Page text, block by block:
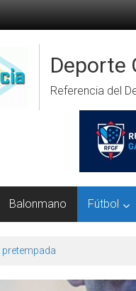
Deporte
Referencia del
Balonmano Fútbol
ilusión